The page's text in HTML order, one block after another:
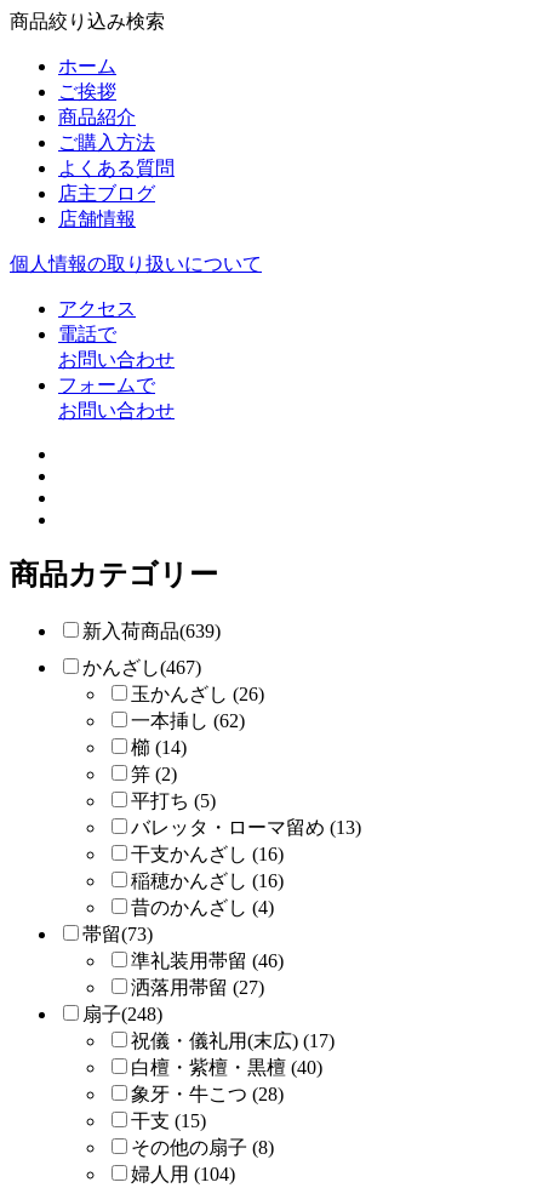
商品絞り込み検索
ホーム
ご挨拶
商品紹介
ご購入方法
よくある質問
店主ブログ
店舗情報
個人情報の取り扱いについて
アクセス
電話で
お問い合わせ
フォームで
お問い合わせ
商品カテゴリー
新入荷商品(639)
かんざし(467)
玉かんざし (26)
一本挿し (62)
櫛 (14)
笄 (2)
平打ち (5)
バレッタ・ローマ留め (13)
干支かんざし (16)
稲穂かんざし (16)
昔のかんざし (4)
帯留(73)
準礼装用帯留 (46)
洒落用帯留 (27)
扇子(248)
祝儀・儀礼用(末広) (17)
白檀・紫檀・黒檀 (40)
象牙・牛こつ (28)
干支 (15)
その他の扇子 (8)
婦人用 (104)